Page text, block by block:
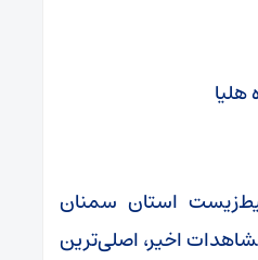
استان سمنان
اخیر، اصلی‌ترین